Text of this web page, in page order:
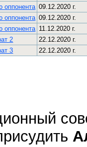
оппонента 09.12.2020 г.
оппонента 09.12.2020 г.
оппонента 11.12.2020 г.
2
22.12.2020 г.
3
22.12.2020 г.